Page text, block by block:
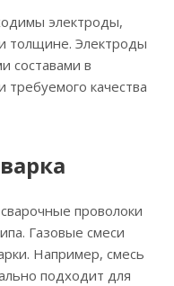
электроды,
толщине. Электроды
составами в
требуемого качества
проволоки
Газовые смеси
Например, смесь
подходит для